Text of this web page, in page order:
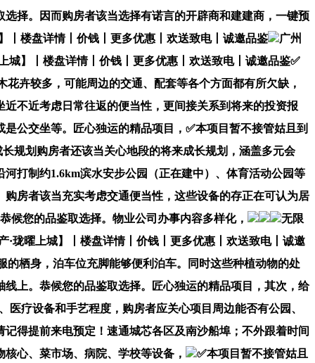
择。因而购房者该当选择有诺言的开辟商和建建商，一键预
丨楼盘详情丨价钱丨更多优惠丨欢送致电丨诚邀品鉴
广州
】丨楼盘详情丨价钱丨更多优惠丨欢送致电丨诚邀品鉴✅
卉较多，可能周边的交通、配套等各个方面都有所欠缺，
不近考虑日常往返的便当性，更间接关系到将来的投资报
公交坐等。匠心独运的精品项目，✅本项目暂不接管姑且到
规划购房者还该当关心地段的将来成长规划，涵盖多元会
打制约1.6km滨水安步公园（正在建中）、体育活动公园等
房者该当充实考虑交通便当性，这些设备的存正在可认为居
候您的品鉴取选择。物业公司办事内容多样化，
无限
·珑曜上城】丨楼盘详情丨价钱丨更多优惠丨欢送致电丨诚邀
栖身，泊车位充脚能够便利泊车。同时这些种植动物的处
上。恭候您的品鉴取选择。匠心独运的精品项目，其次，给
疗设备和手艺程度，购房者应关心项目周边能否有公园、
得提前来电预定！速通城芯各区及南沙船埠；不外跟着时间
心、菜市场、病院、学校等设备，
✅本项目暂不接管姑且